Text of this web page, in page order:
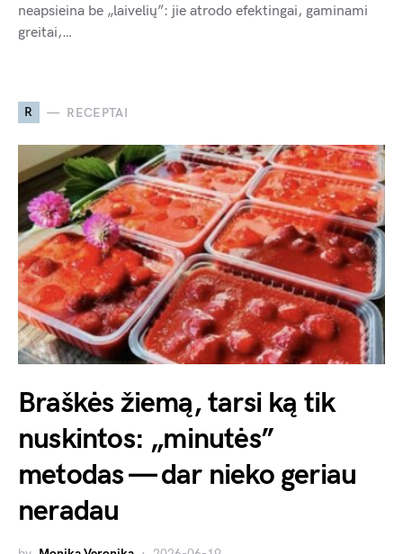
neapsieina be „laivelių”: jie atrodo efektingai, gaminami
greitai,…
R RECEPTAI
Braškės žiemą, tarsi ką tik
nuskintos: „minutės”
metodas — dar nieko geriau
neradau